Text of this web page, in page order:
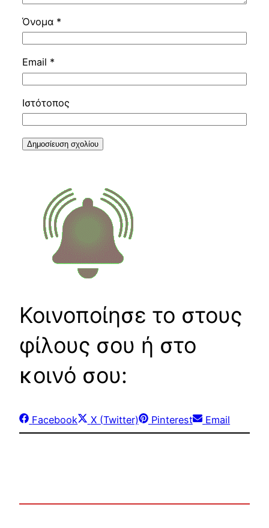
Όνομα *
Email *
Ιστότοπος
Κοινοποίησε το στους
φίλους σου ή στο
κοινό σου:
Share
on
Facebook
Share
on
X (Twitter)
Share
on
Pinterest
Share
on
Email